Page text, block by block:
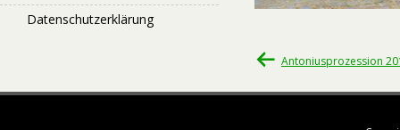
Antoniusprozession
Datenschutzerklärung